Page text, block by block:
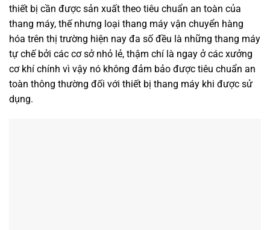
thiết bị cần được sản xuất theo tiêu chuẩn an toàn của
thang máy, thế nhưng loại thang máy vận chuyển hàng
hóa trên thị trường hiện nay đa số đều là những thang máy
tự chế bởi các cơ sở nhỏ lẻ, thậm chí là ngay ở các xưởng
cơ khí chính vì vậy nó không đảm bảo được tiêu chuẩn an
toàn thông thường đối với thiết bị thang máy khi được sử
dụng.